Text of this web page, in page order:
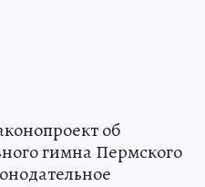
об
гимна Пермского